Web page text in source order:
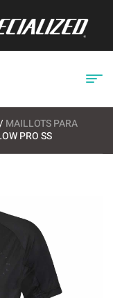
/ MAILLOTS PARA
PRO SS